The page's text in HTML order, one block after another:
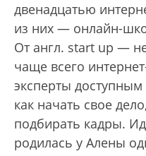
двенадцатью
из них — онлайн-
От англ. start up —
чаще всего
эксперты
как начать свое
подбирать кадры.
родилась у Алены